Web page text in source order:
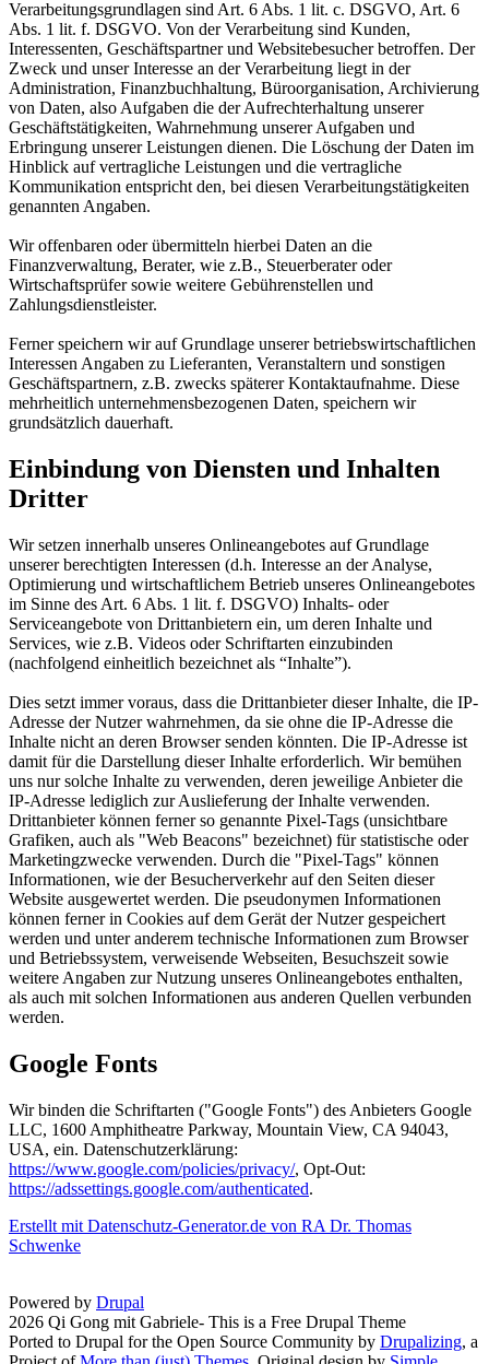
Verarbeitungsgrundlagen sind Art. 6 Abs. 1 lit. c. DSGVO, Art. 6
Abs. 1 lit. f. DSGVO. Von der Verarbeitung sind Kunden,
Interessenten, Geschäftspartner und Websitebesucher betroffen. Der
Zweck und unser Interesse an der Verarbeitung liegt in der
Administration, Finanzbuchhaltung, Büroorganisation, Archivierung
von Daten, also Aufgaben die der Aufrechterhaltung unserer
Geschäftstätigkeiten, Wahrnehmung unserer Aufgaben und
Erbringung unserer Leistungen dienen. Die Löschung der Daten im
Hinblick auf vertragliche Leistungen und die vertragliche
Kommunikation entspricht den, bei diesen Verarbeitungstätigkeiten
genannten Angaben.
Wir offenbaren oder übermitteln hierbei Daten an die
Finanzverwaltung, Berater, wie z.B., Steuerberater oder
Wirtschaftsprüfer sowie weitere Gebührenstellen und
Zahlungsdienstleister.
Ferner speichern wir auf Grundlage unserer betriebswirtschaftlichen
Interessen Angaben zu Lieferanten, Veranstaltern und sonstigen
Geschäftspartnern, z.B. zwecks späterer Kontaktaufnahme. Diese
mehrheitlich unternehmensbezogenen Daten, speichern wir
grundsätzlich dauerhaft.
Einbindung von Diensten und Inhalten
Dritter
Wir setzen innerhalb unseres Onlineangebotes auf Grundlage
unserer berechtigten Interessen (d.h. Interesse an der Analyse,
Optimierung und wirtschaftlichem Betrieb unseres Onlineangebotes
im Sinne des Art. 6 Abs. 1 lit. f. DSGVO) Inhalts- oder
Serviceangebote von Drittanbietern ein, um deren Inhalte und
Services, wie z.B. Videos oder Schriftarten einzubinden
(nachfolgend einheitlich bezeichnet als “Inhalte”).
Dies setzt immer voraus, dass die Drittanbieter dieser Inhalte, die IP-
Adresse der Nutzer wahrnehmen, da sie ohne die IP-Adresse die
Inhalte nicht an deren Browser senden könnten. Die IP-Adresse ist
damit für die Darstellung dieser Inhalte erforderlich. Wir bemühen
uns nur solche Inhalte zu verwenden, deren jeweilige Anbieter die
IP-Adresse lediglich zur Auslieferung der Inhalte verwenden.
Drittanbieter können ferner so genannte Pixel-Tags (unsichtbare
Grafiken, auch als "Web Beacons" bezeichnet) für statistische oder
Marketingzwecke verwenden. Durch die "Pixel-Tags" können
Informationen, wie der Besucherverkehr auf den Seiten dieser
Website ausgewertet werden. Die pseudonymen Informationen
können ferner in Cookies auf dem Gerät der Nutzer gespeichert
werden und unter anderem technische Informationen zum Browser
und Betriebssystem, verweisende Webseiten, Besuchszeit sowie
weitere Angaben zur Nutzung unseres Onlineangebotes enthalten,
als auch mit solchen Informationen aus anderen Quellen verbunden
werden.
Google Fonts
Wir binden die Schriftarten ("Google Fonts") des Anbieters Google
LLC, 1600 Amphitheatre Parkway, Mountain View, CA 94043,
USA, ein. Datenschutzerklärung:
https://www.google.com/policies/privacy/, Opt-Out:
https://adssettings.google.com/authenticated.
Erstellt mit Datenschutz-Generator.de von RA Dr. Thomas
Schwenke
Powered by Drupal
2026 Qi Gong mit Gabriele- This is a Free Drupal Theme
Ported to Drupal for the Open Source Community by Drupalizing, a